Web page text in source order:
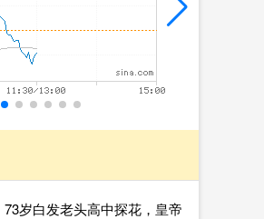
岁白发老头高中探花，皇帝